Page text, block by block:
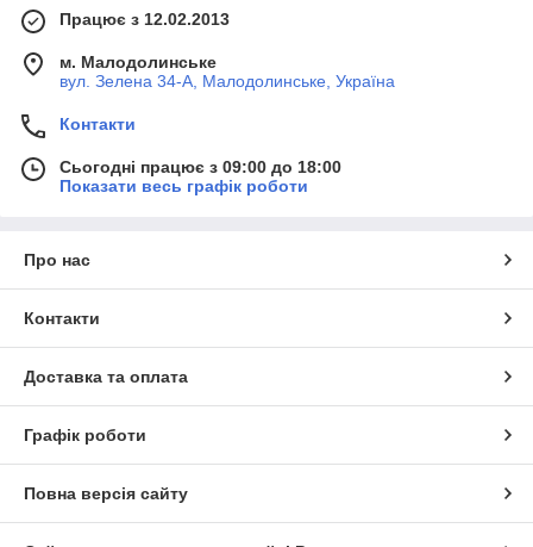
Працює з 12.02.2013
м. Малодолинське
вул. Зелена 34-А, Малодолинське, Україна
Контакти
Сьогодні працює з 09:00 до 18:00
Показати весь графік роботи
Про нас
Контакти
Доставка та оплата
Графік роботи
Повна версія сайту